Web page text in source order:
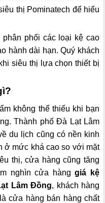
thị Pominatech để hiểu
phân phối các loại kệ cao
hành dài hạn. Quý khách
siêu thị lựa chọn thiết bị
không thể thiếu khi bạn
Thành phố Đà Lạt Lâm
du lịch cũng có nền kinh
ở mức khá cao so với mặt
thị, cửa hàng cũng tăng
nghìn cửa hànggiá kệ
Lâm Đồng, khách hàng
cửa hàng bán hàng chất